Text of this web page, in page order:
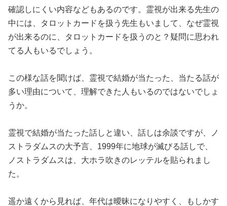
確認しにくい内容などもあるのです。霊視が出来る先生の
中には、タロットカードを扱う先生もいまして、なぜ霊視
が出来るのに、タロットカードを扱うのと？疑問に思われ
てる人もいるでしょう。
この様な話を聞けば、霊視で結婚が当たった、当たる話が
多い理由について、理解できた人もいるのではないでしょ
うか。
霊視で結婚が当たった話しと違い、話しは余談ですが、ノ
ストラダムスの大予言、1999年に地球が滅びる話しで、
ノストラダムスは、大ホラ吹きのレッテルを貼られまし
た。
遥か遠くから見れば、年代は曖昧になりやすく、もしかす